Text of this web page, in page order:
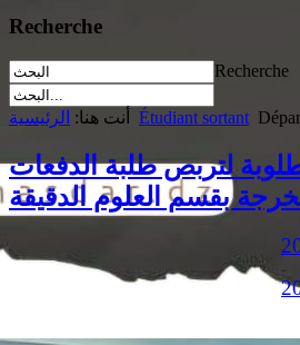
Recherche
Recherche
أنت هنا: الرئيسية Étudiant sortant
لتربص طلبة الدفعات
بقسم العلوم الدقيقة